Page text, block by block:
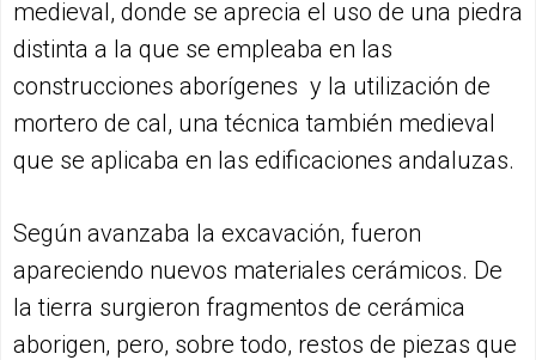
medieval, donde se aprecia el uso de una piedra
distinta a la que se empleaba en las
construcciones aborígenes y la utilización de
mortero de cal, una técnica también medieval
que se aplicaba en las edificaciones andaluzas.
Según avanzaba la excavación, fueron
apareciendo nuevos materiales cerámicos. De
la tierra surgieron fragmentos de cerámica
aborigen, pero, sobre todo, restos de piezas que